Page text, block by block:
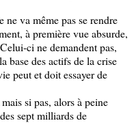
va même pas se rendre
à première vue absurde,
ci ne demandent pas,
base des actifs de la crise
peut et doit essayer de
si pas, alors à peine
sept milliards de